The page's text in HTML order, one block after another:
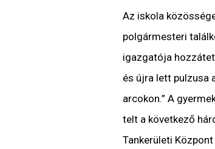
Az iskola
polgármesteri
igazgatója
és újra lett pulzusa
arcokon.” A
telt a következő
Tankerületi